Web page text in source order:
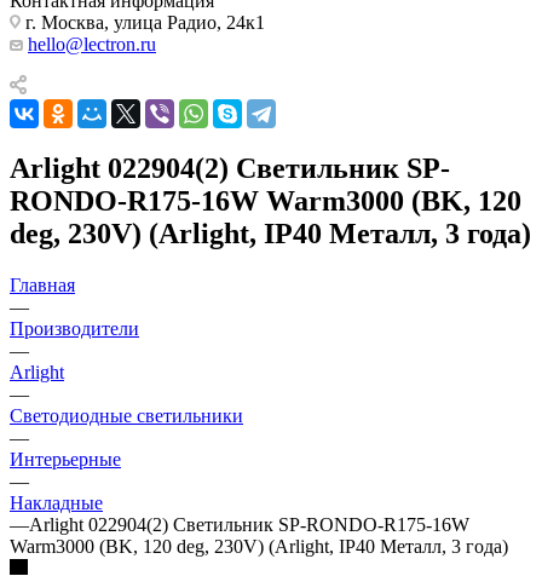
г. Москва, улица Радио, 24к1
hello@lectron.ru
Arlight 022904(2) Светильник SP-
RONDO-R175-16W Warm3000 (BK, 120
deg, 230V) (Arlight, IP40 Металл, 3 года)
Главная
—
Производители
—
Arlight
—
Светодиодные светильники
—
Интерьерные
—
Накладные
—Arlight 022904(2) Светильник SP-RONDO-R175-16W
Warm3000 (BK, 120 deg, 230V) (Arlight, IP40 Металл, 3 года)